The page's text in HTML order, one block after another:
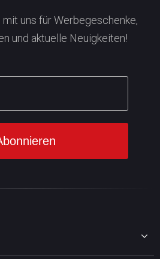
uns für Werbegeschenke,
und aktuelle Neuigkeiten!